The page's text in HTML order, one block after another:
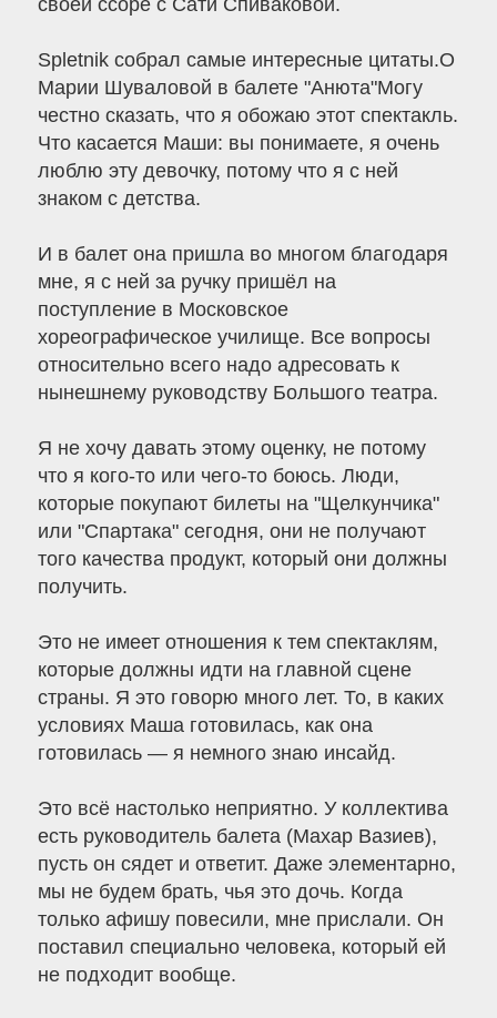
своей ссоре с Сати Спиваковой.
Spletnik собрал самые интересные цитаты.О
Марии Шуваловой в балете "Анюта"Могу
честно сказать, что я обожаю этот спектакль.
Что касается Маши: вы понимаете, я очень
люблю эту девочку, потому что я с ней
знаком с детства.
И в балет она пришла во многом благодаря
мне, я с ней за ручку пришёл на
поступление в Московское
хореографическое училище. Все вопросы
относительно всего надо адресовать к
нынешнему руководству Большого театра.
Я не хочу давать этому оценку, не потому
что я кого-то или чего-то боюсь. Люди,
которые покупают билеты на "Щелкунчика"
или "Спартака" сегодня, они не получают
того качества продукт, который они должны
получить.
Это не имеет отношения к тем спектаклям,
которые должны идти на главной сцене
страны. Я это говорю много лет. То, в каких
условиях Маша готовилась, как она
готовилась — я немного знаю инсайд.
Это всё настолько неприятно. У коллектива
есть руководитель балета (Махар Вазиев),
пусть он сядет и ответит. Даже элементарно,
мы не будем брать, чья это дочь. Когда
только афишу повесили, мне прислали. Он
поставил специально человека, который ей
не подходит вообще.